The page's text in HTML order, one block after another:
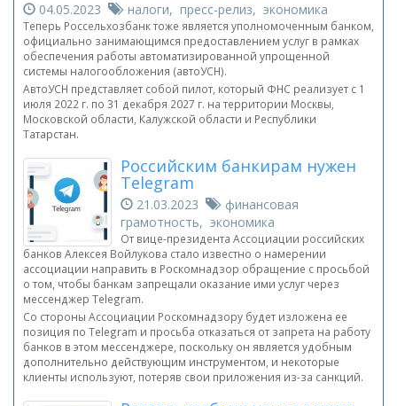
04.05.2023 налоги, пресс-релиз, экономика
Теперь Россельхозбанк тоже является уполномоченным банком,
официально занимающимся предоставлением услуг в рамках
обеспечения работы автоматизированной упрощенной
системы налогообложения (автоУСН).
АвтоУСН представляет собой пилот, который ФНС реализует с 1
июля 2022 г. по 31 декабря 2027 г. на территории Москвы,
Московской области, Калужской области и Республики
Татарстан.
Российским банкирам нужен
Telegram
21.03.2023
финансовая
грамотность, экономика
От вице-президента Ассоциации российских
банков Алексея Войлукова стало известно о намерении
ассоциации направить в Роскомнадзор обращение с просьбой
о том, чтобы банкам запрещали оказание ими услуг через
мессенджер Telegram.
Со стороны Ассоциации Роскомнадзору будет изложена ее
позиция по Telegram и просьба отказаться от запрета на работу
банков в этом мессенджере, поскольку он является удобным
дополнительно действующим инструментом, и некоторые
клиенты используют, потеряв свои приложения из-за санкций.